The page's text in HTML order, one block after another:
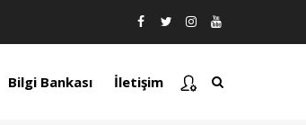
Bilgi Bankası İletişim